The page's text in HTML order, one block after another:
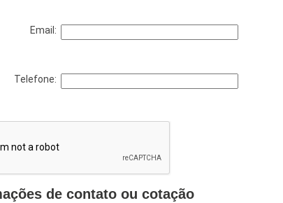
Email:
Telefone:
de contato ou cotação